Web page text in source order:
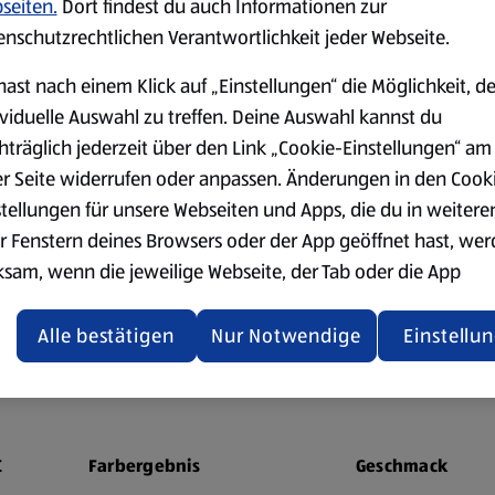
zum
gibt aber Unterschiede. Der Geschmack, die Farbe des
170 °C karamellisiert, beginnen brauner Zucker und
110–120 °C.
Farbergebnis Geschmack
Dort findest du auch Informationen zur
Verantwortlichkeit jeder Webseite.
nach einem Klick auf „Einstellungen“ die Möglichkeit,
Auswahl zu treffen. Deine Auswahl kannst du
jederzeit über den Link „Cookie-Einstellungen“
Seite widerrufen oder anpassen. Änderungen in den
für unsere Webseiten und Apps, die du in
Fenstern deines Browsers oder der App geöffnet hast,
wenn die jeweilige Webseite, der Tab oder die App
oder geschlossen und anschließend wieder geöffnet
der Webseitenbetreiber und Datenschutzerklärungen
Nur Notwendige
Alle bestätigen